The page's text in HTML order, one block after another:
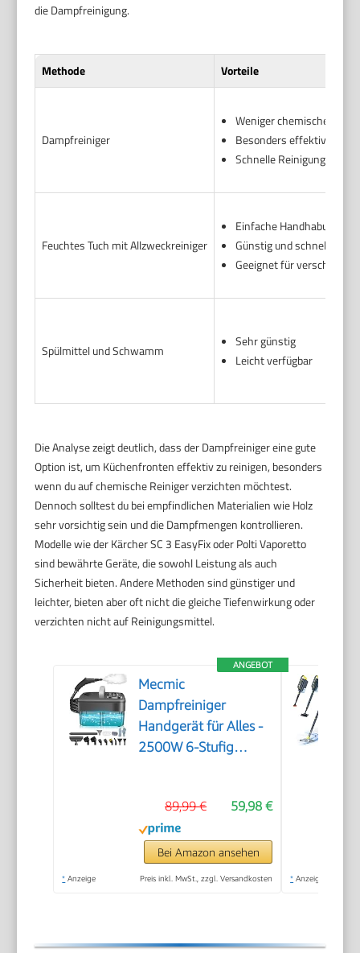
die Dampfreinigung.
Methode Vorteile
Dampfreiniger
Weniger chemische
Besonders effektiv bei
Schnelle Reinigung mit
Feuchtes Tuch mit Allzweckreiniger
Einfache Handhabung
Günstig und schnell
Geeignet für
Spülmittel und Schwamm
Sehr günstig
Leicht verfügbar
Die Analyse zeigt deutlich, dass der Dampfreiniger eine gute
Option ist, um Küchenfronten effektiv zu reinigen, besonders
wenn du auf chemische Reiniger verzichten möchtest.
Dennoch solltest du bei empfindlichen Materialien wie Holz
sehr vorsichtig sein und die Dampfmengen kontrollieren.
Modelle wie der Kärcher SC 3 EasyFix oder Polti Vaporetto
sind bewährte Geräte, die sowohl Leistung als auch
Sicherheit bieten. Andere Methoden sind günstiger und
leichter, bieten aber oft nicht die gleiche Tiefenwirkung oder
verzichten nicht auf Reinigungsmittel.
ANGEBOT
Mecmic
Dampfreiniger
Handgerät für Alles -
2500W 6-Stufig
Dampf, 15s
Aufheizzeit, Tragbar
mit 10 Zubehörteilen,
Dampfreinigung für
59,98 €
89,99 €
Bei Amazon ansehen
* Anzeige Preis inkl. MwSt., zzgl. Versandkosten * Anzeige